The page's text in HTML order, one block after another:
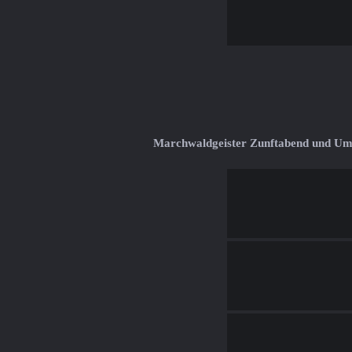
Marchwaldgeister Zunftabend und